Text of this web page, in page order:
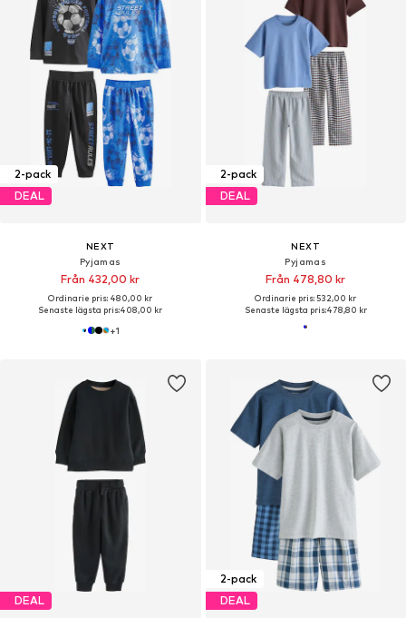
2-pack
DEAL
NEXT
Pyjamas
Från 432,00 kr
Ordinarie pris: 480,00 kr
Senaste lägsta pris:408,00 kr
+1
2-pack
DEAL
NEXT
Pyjamas
Från 478,80 kr
Ordinarie pris: 532,00 kr
Senaste lägsta pris:478,80 kr
DEAL
2-pack
DEAL